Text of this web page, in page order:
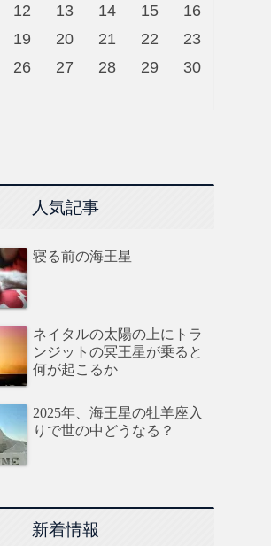
12 13 14 15
16
19 20 21 22
23
26 27 28 29
30
人気記事
寝る前の海王星
ネイタルの太陽の上にトラ
ンジットの冥王星が乗ると
何が起こるか
2025年、海王星の牡羊座入
りで世の中どうなる？
新着情報